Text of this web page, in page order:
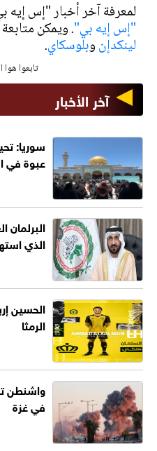
لمعرفة آخر أخبار "إس إيه
"إس إيه بي". ويمكن
لينكدإنوبلوسكاي.
تابعوا
آخر الأخبار
سوريا:
عبوة في
البرلمان
الذي
الحسين
الرمثا
واشنطن
في غزة